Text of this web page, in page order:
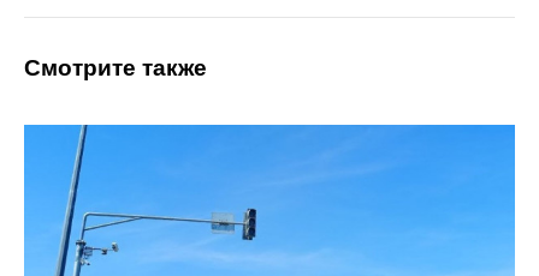
Смотрите также